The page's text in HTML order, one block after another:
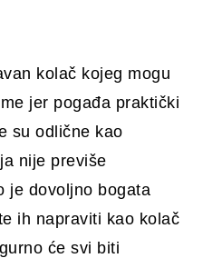
kolač kojeg mogu
jer pogađa praktički
su odlične kao
nije previše
je dovoljno bogata
ih napraviti kao kolač
će svi biti